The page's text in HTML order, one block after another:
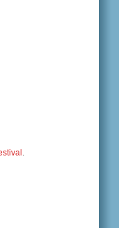
.